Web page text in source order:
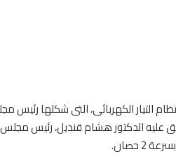
الكهربائى، التى شكلها رئيس
عليه الدكتور هشام قنديل، رئيس مجلس
حصان.